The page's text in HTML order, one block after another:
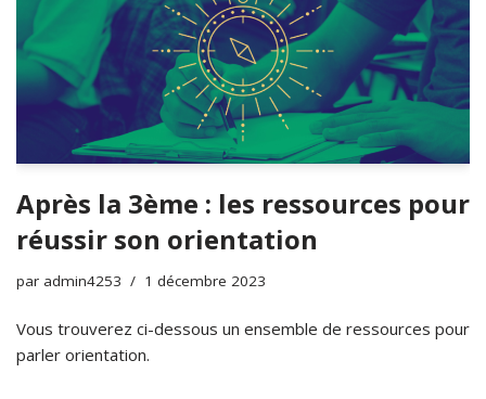
Après la 3ème : les ressources pour
réussir son orientation
par admin4253 1 décembre 2023
Vous trouverez ci-dessous un ensemble de ressources pour
parler orientation.